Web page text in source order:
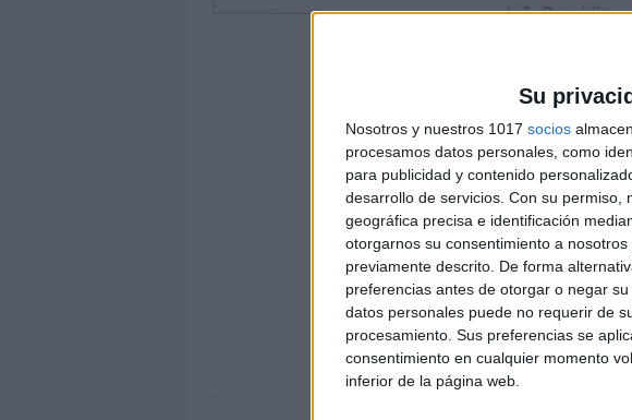
Su
Nosotros y nuestros 1017 socios
procesamos datos personales, como
para publicidad y contenido
desarrollo de servicios. Con su permiso,
geográfica precisa e identificación
otorgarnos su consentimiento a
previamente descrito. De forma
preferencias antes de otorgar o negar su
datos personales puede no requerir de
procesamiento. Sus preferencias se
consentimiento en cualquier momento
inferior de la página web.